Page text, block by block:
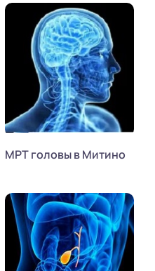
МРТ головы в Митино